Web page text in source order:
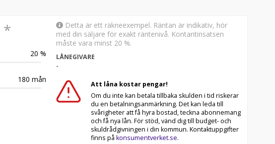
*
20 %
180 mån
Detta är ett räkneexempel. Räntan är indikativ, hör
med din säljare för exakt räntenivå. Kontantinsatsen
måste vara minst 20 %.
LÅNEGIVARE
-
Att låna kostar pengar!
Om du inte kan betala tillbaka skulden i tid riskerar
du en betalningsanmärkning. Det kan leda till
svårigheter att få hyra bostad, teckna abonnemang
och få nya lån. För stöd, vänd dig till budget- och
skuldrådgivningen i din kommun. Kontaktuppgifter
finns på konsumentverket.se.